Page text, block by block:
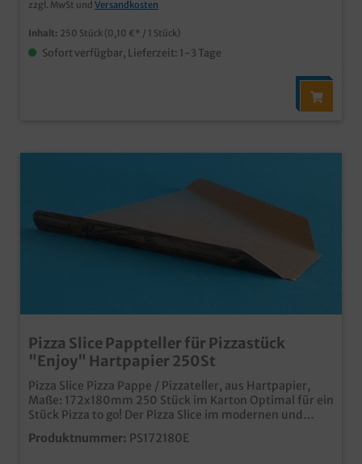
zzgl. MwSt und Versandkosten
Inhalt: 250 Stück (0,10 €* / 1 Stück)
Sofort verfügbar, Lieferzeit: 1-3 Tage
Pizza Slice Pappteller für Pizzastück
"Enjoy" Hartpapier 250St
Pizza Slice Pizza Pappe / Pizzateller, aus Hartpapier,
Maße: 172x180mm 250 Stück im Karton Optimal für ein
Stück Pizza to go! Der Pizza Slice im modernen und
coolen "Enjoy your meal" Holz Design, Qualität Made in
Germany Schon ab 25.000 Stück in Ihrem eigenen
Produktnummer: PS172180E